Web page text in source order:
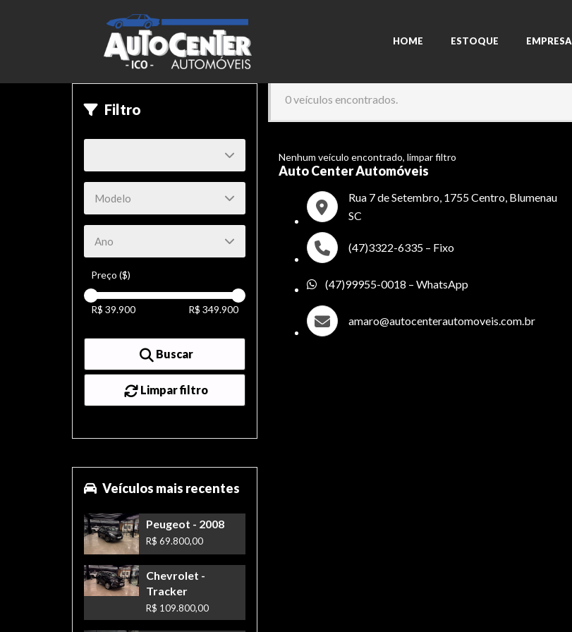
HOME ESTOQUE EMPRESA
0 veículos encontrados.
Nenhum veículo encontrado, limpar filtro
Auto Center Automóveis
Rua 7 de Setembro, 1755 Centro, Blumenau
SC
(47)3322-6335 – Fixo
(47)99955-0018 – WhatsApp
amaro@autocenterautomoveis.com.br
Filtro
Preço ($)
R$ 39.900 R$ 349.900
Buscar
Limpar filtro
Veículos mais recentes
Peugeot - 2008
R$ 69.800,00
Chevrolet -
Tracker
R$ 109.800,00